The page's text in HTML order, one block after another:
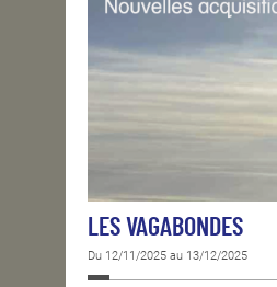
LES VAGABONDES
Du 12/11/2025 au 13/12/2025